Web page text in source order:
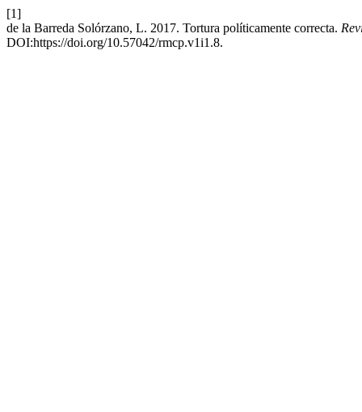
[1]
de la Barreda Solórzano, L. 2017. Tortura políticamente correcta.
DOI:https://doi.org/10.57042/rmcp.v1i1.8.